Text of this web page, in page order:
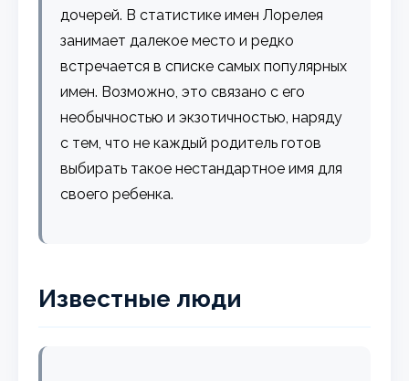
дочерей. В статистике имен Лорелея
занимает далекое место и редко
встречается в списке самых популярных
имен. Возможно, это связано с его
необычностью и экзотичностью, наряду
с тем, что не каждый родитель готов
выбирать такое нестандартное имя для
своего ребенка.
Известные люди